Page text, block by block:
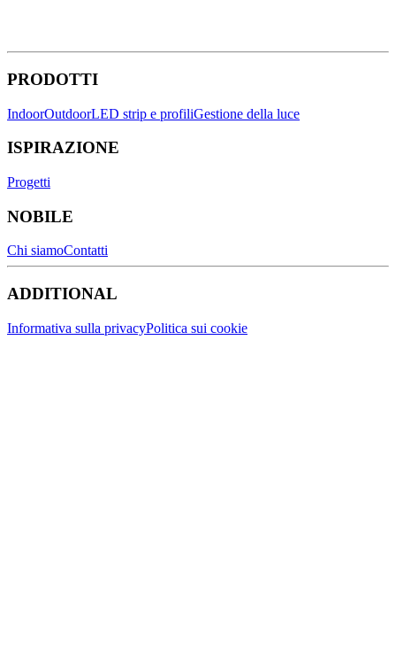
PRODOTTI
IndoorOutdoorLED strip e profiliGestione della luce
ISPIRAZIONE
Progetti
NOBILE
Chi siamoContatti
ADDITIONAL
Informativa sulla privacyPolitica sui cookie